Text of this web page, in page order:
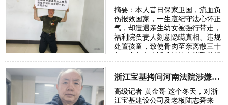
摘要：本人昔日保家卫国，流血负
伤报效国家，一生遵纪守法心怀正
气，却遭遇亲生幼女被强行带走，
福利院负责人刻意隐瞒真相、违规
处置孩童，致使骨肉至亲离散三十
年。多年奔走诉求始终未能妥善解
决，自身合法权益与家庭亲情均遭
受严重侵…
浙江宝基拷问河南法院涉嫌乱判案
高级记者 黄金哥 这个冬天，对浙
江宝基建设公司及老板陆志舜来